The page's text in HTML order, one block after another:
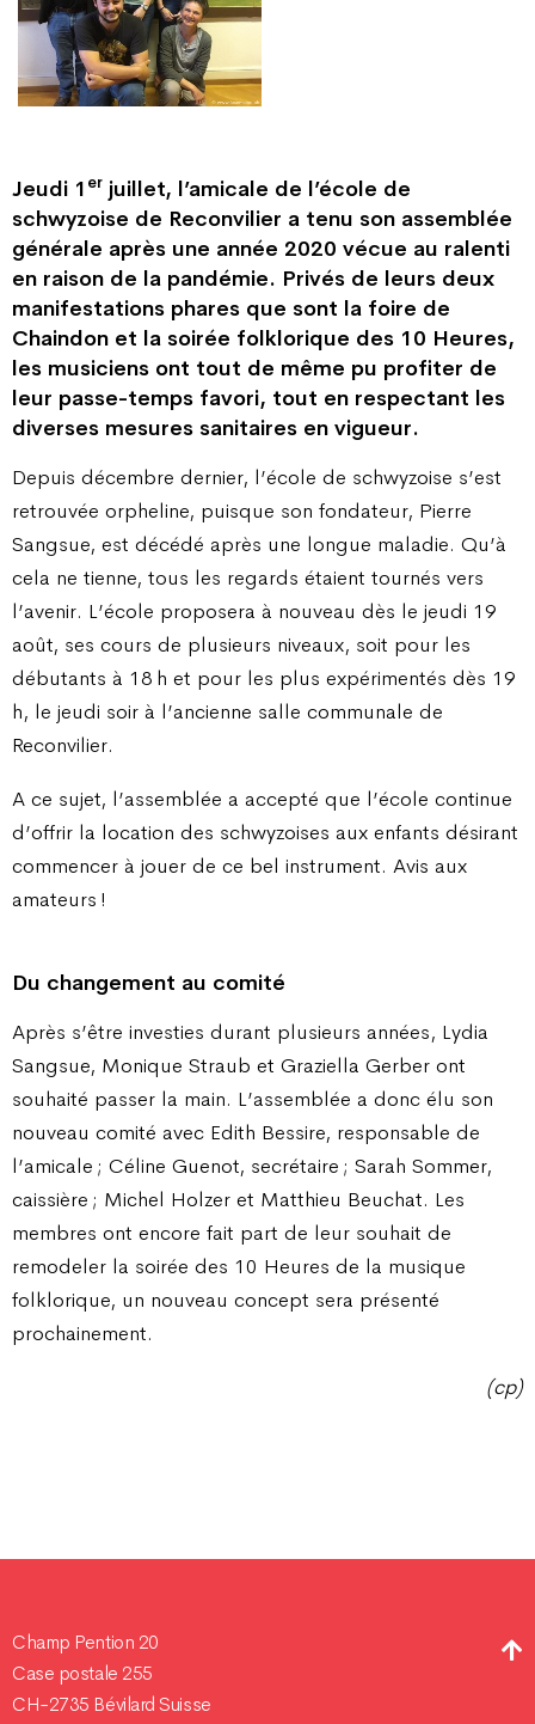
Jeudi 1 er juillet, l’amicale de l’école de
schwyzoise de Reconvilier a tenu son assemblée
générale après une année 2020 vécue au ralenti
en raison de la pandémie. Privés de leurs deux
manifestations phares que sont la foire de
Chaindon et la soirée folklorique des 10 Heures,
les musiciens ont tout de même pu profiter de
leur passe-temps favori, tout en respectant les
diverses mesures sanitaires en vigueur.
Depuis décembre dernier, l’école de schwyzoise s’est
retrouvée orpheline, puisque son fondateur, Pierre
Sangsue, est décédé après une longue maladie. Qu’à
cela ne tienne, tous les regards étaient tournés vers
l’avenir. L’école proposera à nouveau dès le jeudi 19
août, ses cours de plusieurs niveaux, soit pour les
débutants à 18 h et pour les plus expérimentés dès 19
h, le jeudi soir à l’ancienne salle communale de
Reconvilier.
A ce sujet, l’assemblée a accepté que l’école continue
d’offrir la location des schwyzoises aux enfants désirant
commencer à jouer de ce bel instrument. Avis aux
amateurs !
Du changement au comité
Après s’être investies durant plusieurs années, Lydia
Sangsue, Monique Straub et Graziella Gerber ont
souhaité passer la main. L’assemblée a donc élu son
nouveau comité avec Edith Bessire, responsable de
l’amicale ; Céline Guenot, secrétaire ; Sarah Sommer,
caissière ; Michel Holzer et Matthieu Beuchat. Les
membres ont encore fait part de leur souhait de
remodeler la soirée des 10 Heures de la musique
folklorique, un nouveau concept sera présenté
prochainement.
(cp)
Champ Pention 20
Case postale 255
CH-2735 Bévilard Suisse